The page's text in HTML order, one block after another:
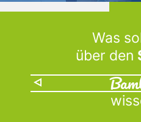
Was
über den